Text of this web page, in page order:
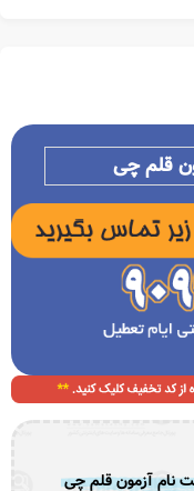
قلم چی
نام آزمون قلم چی